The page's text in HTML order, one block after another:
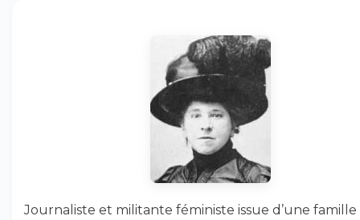
Journaliste et militante féministe issue d’une famille